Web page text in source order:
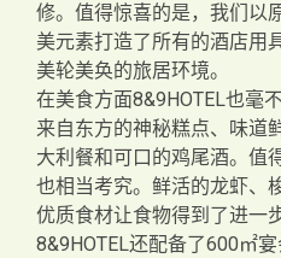
修。值得惊喜的是，我们以
美元素打造了所有的酒店用
美轮美奂的旅居环境。
在美食方面8&9HOTEL也毫
来自东方的神秘糕点、味道
大利餐和可口的鸡尾酒。值
也相当考究。鲜活的龙虾、
优质食材让食物得到了进一
8&9HOTEL还配备了600㎡